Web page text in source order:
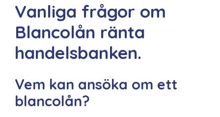
Vanliga frågor om
Blancolån ränta
handelsbanken.
Vem kan ansöka om ett
blancolån?